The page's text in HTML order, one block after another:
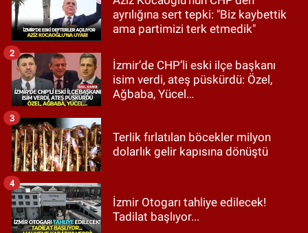
ayrılığına sert tepki: "Biz kaybettik
ama partimizi terk etmedik"
İzmir’de CHP’li eski ilçe başkanı
isim verdi, ateş püskürdü: Özel,
Ağbaba, Yücel…
2
Terlik fırlatılan böcekler milyon
dolarlık gelir kapısına dönüştü
3
İzmir Otogarı tahliye edilecek!
Tadilat başlıyor...
4